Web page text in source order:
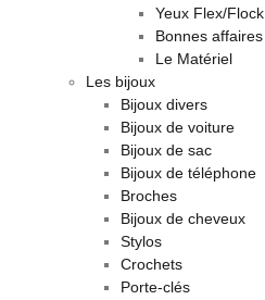
Yeux Flex/Flock
Bonnes affaires
Le Matériel
Les bijoux
Bijoux divers
Bijoux de voiture
Bijoux de sac
Bijoux de téléphone
Broches
Bijoux de cheveux
Stylos
Crochets
Porte-clés